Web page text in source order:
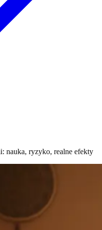
nauka, ryzyko, realne efekty